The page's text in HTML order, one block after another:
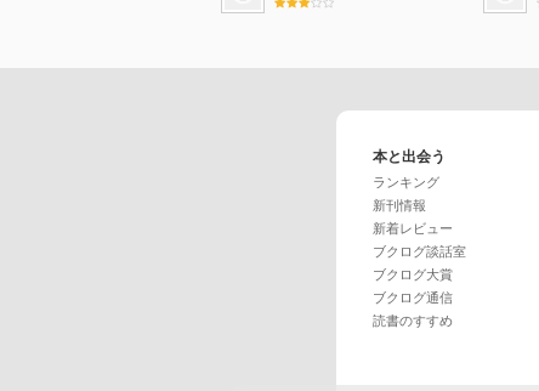
本と出会う
ランキング
新刊情報
新着レビュー
ブクログ談話室
ブクログ大賞
ブクログ通信
読書のすすめ